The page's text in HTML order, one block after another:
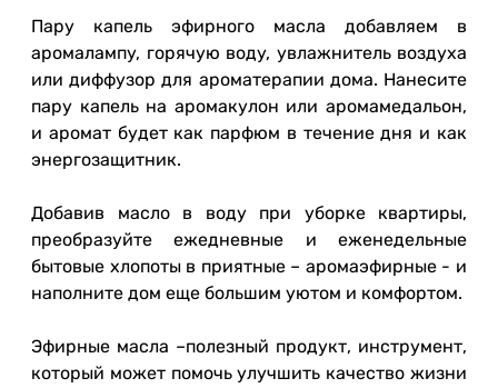
Пару капель эфирного масла добавляем в
аромалампу, горячую воду, увлажнитель воздуха
или диффузор для ароматерапии дома. Нанесите
пару капель на аромакулон или аромамедальон,
и аромат будет как парфюм в течение дня и как
энергозащитник.
Добавив масло в воду при уборке квартиры,
преобразуйте ежедневные и еженедельные
бытовые хлопоты в приятные – аромаэфирные - и
наполните дом еще большим уютом и комфортом.
Эфирные масла –полезный продукт, инструмент,
который может помочь улучшить качество жизни